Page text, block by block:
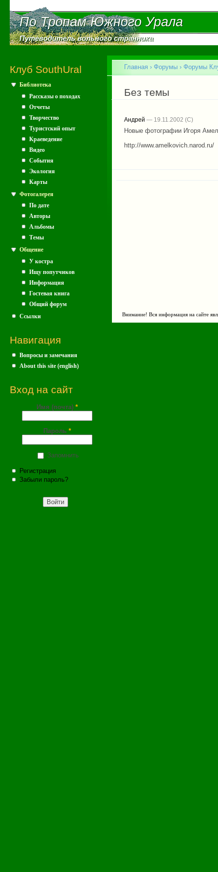
По Тропам Южного Урала
По Тропам Южного Урала
Путеводитель вольного странника
Путеводитель вольного странника
Клуб SouthUral
Библиотека
Рассказы о походах
Отчеты
Творчество
Туристский опыт
Краеведение
Видео
События
Экология
Карты
Фотогалерея
По дате
Авторы
Альбомы
Темы
Общение
У костра
Ищу попутчиков
Информация
Гостевая книга
Общий форум
Ссылки
Навигация
Вопросы и замечания
About this site (english)
Вход на сайт
Имя (почта) *
Пароль *
Запомнить
Регистрация
Забыли пароль?
Вы здесь
Главная › Форумы › Форумы
Без темы
Андрей — 19.11.2002
Новые фотографии Игоря
http://www.amelkovich.narod.ru/
Внимание! Вся информация на сайте